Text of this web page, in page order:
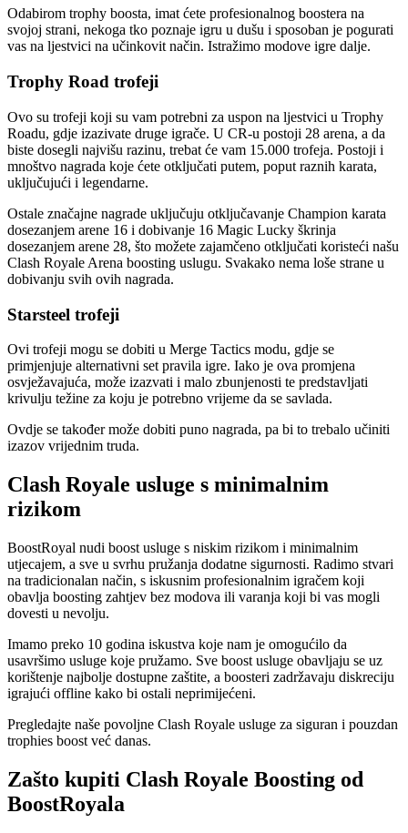
Odabirom trophy boosta, imat ćete profesionalnog boostera na
svojoj strani, nekoga tko poznaje igru u dušu i sposoban je pogurati
vas na ljestvici na učinkovit način. Istražimo modove igre dalje.
Trophy Road trofeji
Ovo su trofeji koji su vam potrebni za uspon na ljestvici u Trophy
Roadu, gdje izazivate druge igrače. U CR-u postoji 28 arena, a da
biste dosegli najvišu razinu, trebat će vam 15.000 trofeja. Postoji i
mnoštvo nagrada koje ćete otključati putem, poput raznih karata,
uključujući i legendarne.
Ostale značajne nagrade uključuju otključavanje Champion karata
dosezanjem arene 16 i dobivanje 16 Magic Lucky škrinja
dosezanjem arene 28, što možete zajamčeno otključati koristeći našu
Clash Royale Arena boosting uslugu. Svakako nema loše strane u
dobivanju svih ovih nagrada.
Starsteel trofeji
Ovi trofeji mogu se dobiti u Merge Tactics modu, gdje se
primjenjuje alternativni set pravila igre. Iako je ova promjena
osvježavajuća, može izazvati i malo zbunjenosti te predstavljati
krivulju težine za koju je potrebno vrijeme da se savlada.
Ovdje se također može dobiti puno nagrada, pa bi to trebalo učiniti
izazov vrijednim truda.
Clash Royale usluge s minimalnim
rizikom
BoostRoyal nudi boost usluge s niskim rizikom i minimalnim
utjecajem, a sve u svrhu pružanja dodatne sigurnosti. Radimo stvari
na tradicionalan način, s iskusnim profesionalnim igračem koji
obavlja boosting zahtjev bez modova ili varanja koji bi vas mogli
dovesti u nevolju.
Imamo preko 10 godina iskustva koje nam je omogućilo da
usavršimo usluge koje pružamo. Sve boost usluge obavljaju se uz
korištenje najbolje dostupne zaštite, a boosteri zadržavaju diskreciju
igrajući offline kako bi ostali neprimijećeni.
Pregledajte naše povoljne Clash Royale usluge za siguran i pouzdan
trophies boost već danas.
Zašto kupiti Clash Royale Boosting od
BoostRoyala